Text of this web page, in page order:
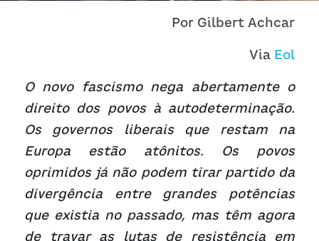
Por Gilbert Achcar
Via Eol
O novo fascismo nega abertamente o
direito dos povos à autodeterminação.
Os governos liberais que restam na
Europa estão atônitos. Os povos
oprimidos já não podem tirar partido da
divergência entre grandes potências
que existia no passado, mas têm agora
de travar as lutas de resistência em